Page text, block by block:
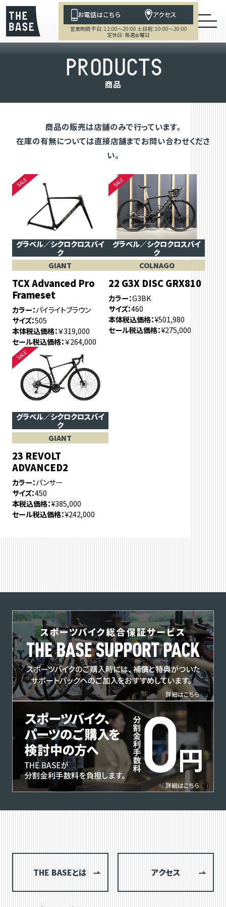
お電話はこちら アクセス
営業時間 平日：12:00～20:00 土日祝：10:00～20:00
定休日：毎週金曜日
PRODUCTS
商品
商品の販売は店舗のみで行っています。
在庫の有無については直接店舗までお問い合わせくださ
い。
グラベル／シクロクロスバイ
ク
GIANT
TCX Advanced Pro
Frameset
カラー パイライトブラウン
サイズ 505
本体税込価格 ￥319,000
セール税込価格 ￥264,000
グラベル／シクロクロスバイ
ク
COLNAGO
22 G3X DISC GRX810
カラー G3BK
サイズ 460
本体税込価格 ¥501,980
セール税込価格 ¥275,000
グラベル／シクロクロスバイ
ク
GIANT
23 REVOLT
ADVANCED2
カラー パンサー
サイズ 450
本税込価格 ¥385,000
セール税込価格 ¥242,000
THE BASEとは アクセス